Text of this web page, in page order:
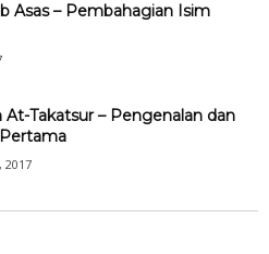
Asas – Pembahagian Isim
At-Takatsur – Pengenalan dan
2017